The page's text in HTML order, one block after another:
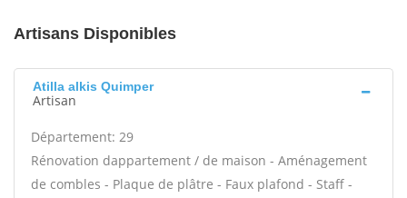
Artisans Disponibles
Atilla alkis Quimper
Artisan
Département: 29
Rénovation dappartement / de maison - Aménagement
de combles - Plaque de plâtre - Faux plafond - Staff -